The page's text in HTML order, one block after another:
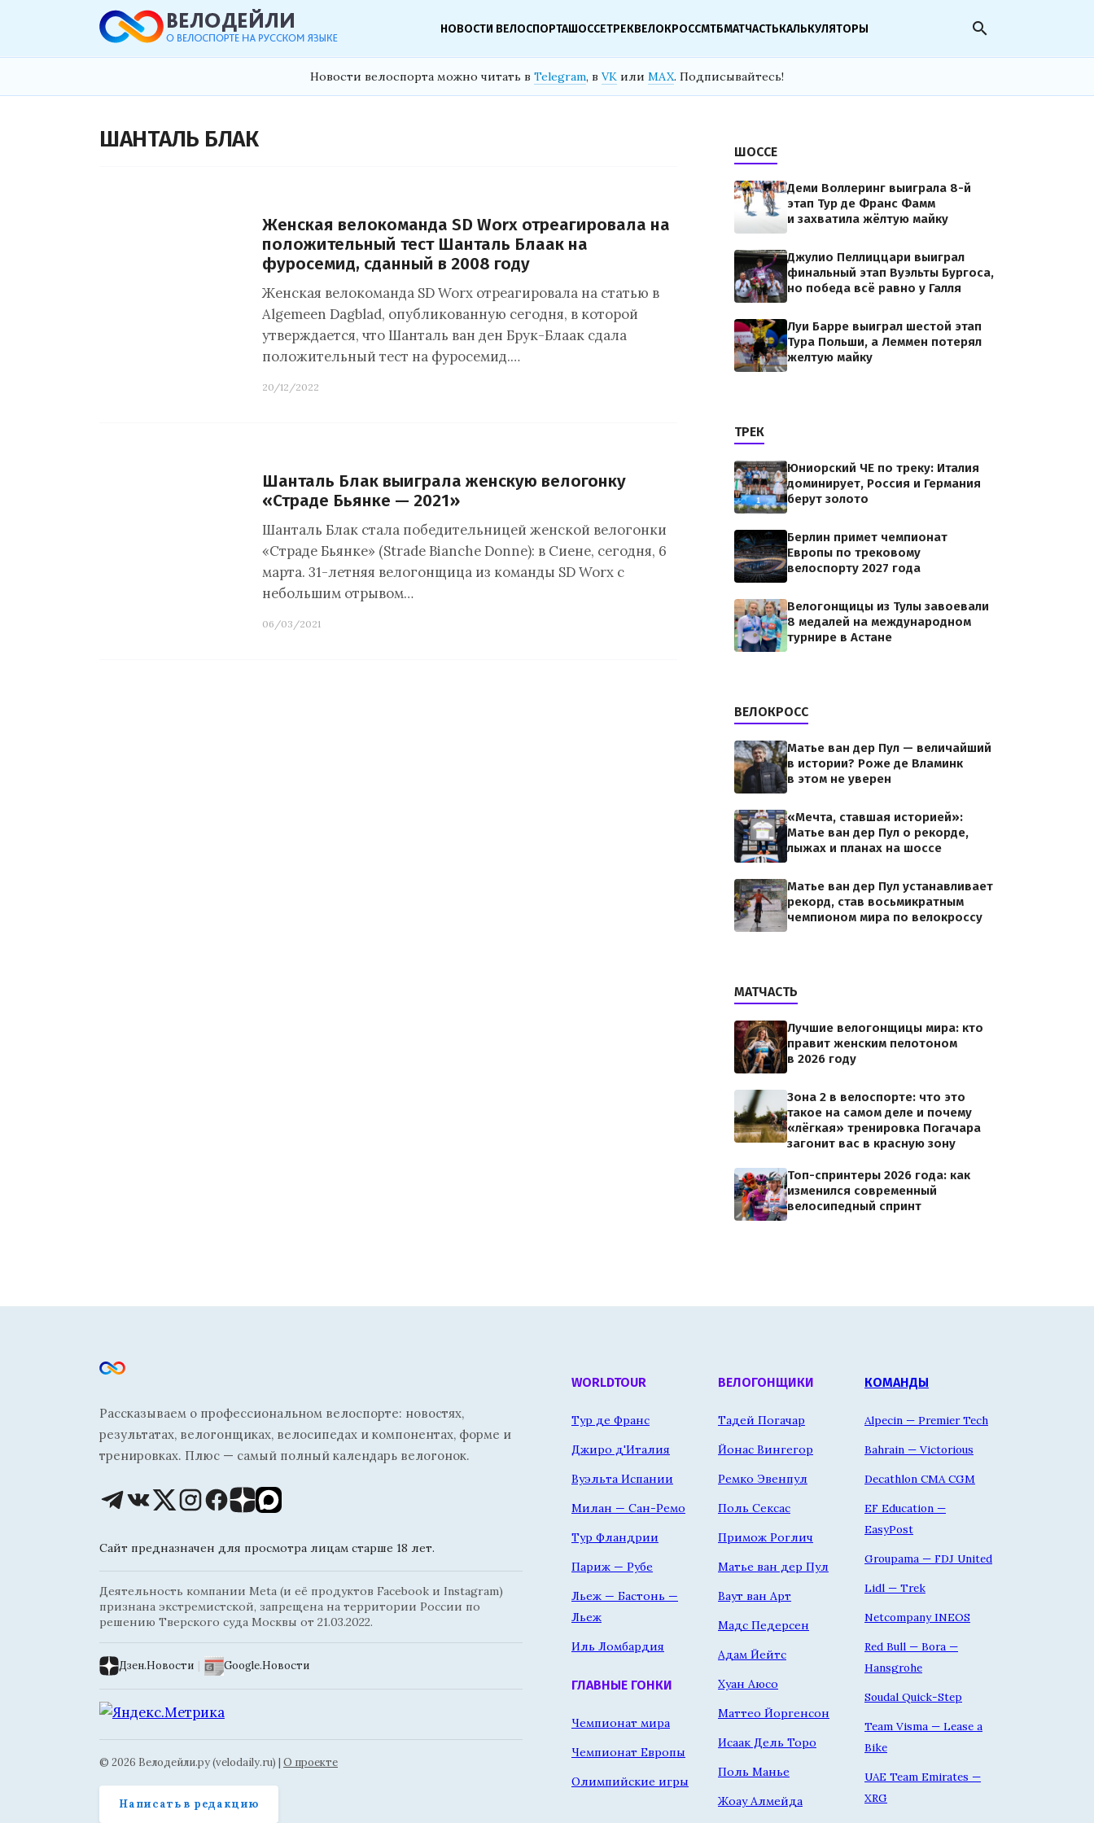
НОВОСТИ ВЕЛОСПОРТАШОССЕТРЕКВЕЛОКРОССМТБМАТЧАСТЬКАЛЬКУЛЯТОРЫ search
Новости велоспорта можно читать в Telegram, в VK или MAX. Подписывайтесь!
ШАНТАЛЬ БЛАК
Женская велокоманда SD Worx отреагировала на
положительный тест Шанталь Блаак на
фуросемид, сданный в 2008 году
Женская велокоманда SD Worx отреагировала на статью в
Algemeen Dagblad, опубликованную сегодня, в которой
утверждается, что Шанталь ван ден Брук-Блаак сдала
положительный тест на фуросемид.…
20/12/2022
Шанталь Блак выиграла женскую велогонку
«Страде Бьянке — 2021»
Шанталь Блак стала победительницей женской велогонки
«Страде Бьянке» (Strade Bianche Donne): в Сиене, сегодня, 6
марта. 31-летняя велогонщица из команды SD Worx с
небольшим отрывом…
06/03/2021
ШОССЕ
Деми Воллеринг выиграла 8-й
этап Тур де Франс Фамм
и захватила жёлтую майку
Джулио Пеллиццари выиграл
финальный этап Вуэльты Бургоса,
но победа всё равно у Галля
Луи Барре выиграл шестой этап
Тура Польши, а Леммен потерял
желтую майку
ТРЕК
Юниорский ЧЕ по треку: Италия
доминирует, Россия и Германия
берут золото
Берлин примет чемпионат
Европы по трековому
велоспорту 2027 года
Велогонщицы из Тулы завоевали
8 медалей на международном
турнире в Астане
ВЕЛОКРОСС
Матье ван дер Пул — величайший
в истории? Роже де Вламинк
в этом не уверен
«Мечта, ставшая историей»:
Матье ван дер Пул о рекорде,
лыжах и планах на шоссе
Матье ван дер Пул устанавливает
рекорд, став восьмикратным
чемпионом мира по велокроссу
МАТЧАСТЬ
Лучшие велогонщицы мира: кто
правит женским пелотоном
в 2026 году
Зона 2 в велоспорте: что это
такое на самом деле и почему
«лёгкая» тренировка Погачара
загонит вас в красную зону
Топ-спринтеры 2026 года: как
изменился современный
велосипедный спринт
Рассказываем о профессиональном велоспорте: новостях,
результатах, велогонщиках, велосипедах и компонентах, форме и
тренировках. Плюс — самый полный календарь велогонок.
Сайт предназначен для просмотра лицам старше 18 лет.
Деятельность компании Meta (и её продуктов Facebook и Instagram)
признана экстремистской, запрещена на территории России по
решению Тверского суда Москвы от 21.03.2022.
Дзен.Новости | Google.Новости
© 2026 Велодейли.ру (velodaily.ru) | О проекте
Написать в редакцию
WORLDTOUR
Тур де Франс
Джиро д'Италия
Вуэльта Испании
Милан — Сан-Ремо
Тур Фландрии
Париж — Рубе
Льеж — Бастонь —
Льеж
Иль Ломбардия
ГЛАВНЫЕ ГОНКИ
Чемпионат мира
Чемпионат Европы
Олимпийские игры
ВЕЛОГОНЩИКИ
Тадей Погачар
Йонас Вингегор
Ремко Эвенпул
Поль Сексас
Примож Роглич
Матье ван дер Пул
Ваут ван Арт
Мадс Педерсен
Адам Йейтс
Хуан Аюсо
Маттео Йоргенсон
Исаак Дель Торо
Поль Манье
Жоау Алмейда
КОМАНДЫ
Alpecin — Premier Tech
Bahrain — Victorious
Decathlon CMA CGM
EF Education —
EasyPost
Groupama — FDJ United
Lidl — Trek
Netcompany INEOS
Red Bull — Bora —
Hansgrohe
Soudal Quick-Step
Team Visma — Lease a
Bike
UAE Team Emirates —
XRG